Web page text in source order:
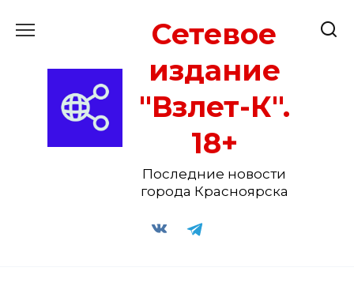
Сетевое
издание
"Взлет-К".
18+
Последние новости
города Красноярска